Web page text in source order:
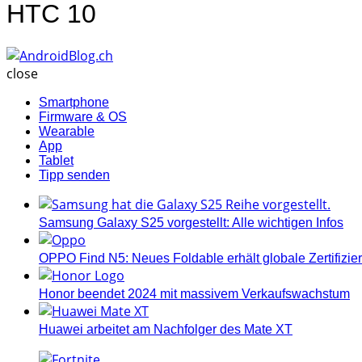
HTC 10
close
Smartphone
Firmware & OS
Wearable
App
Tablet
Tipp senden
Samsung Galaxy S25 vorgestellt: Alle wichtigen Infos
OPPO Find N5: Neues Foldable erhält globale
Honor beendet 2024 mit massivem Verkaufswachstum
Huawei arbeitet am Nachfolger des Mate XT